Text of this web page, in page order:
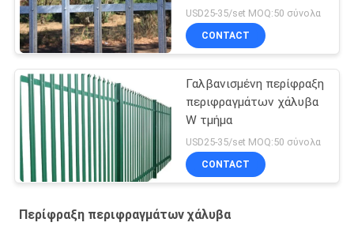
USD25-35/set MOQ:50 σύνολα
CONTACT
Γαλβανισμένη περίφραξη
περιφραγμάτων χάλυβα
W τμήμα
USD25-35/set MOQ:50 σύνολα
CONTACT
Περίφραξη περιφραγμάτων χάλυβα